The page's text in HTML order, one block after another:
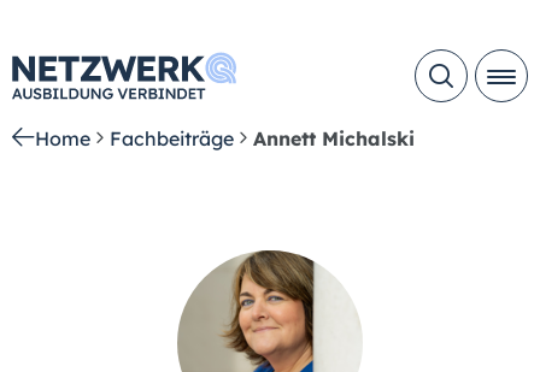
Home Fachbeiträge Annett Michalski